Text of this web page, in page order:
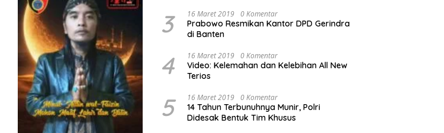
3 16 Maret 2019 0 Komentar
Prabowo Resmikan Kantor DPD Gerindra
di Banten
4 16 Maret 2019 0 Komentar
Video: Kelemahan dan Kelebihan All New
Terios
5 16 Maret 2019 0 Komentar
14 Tahun Terbunuhnya Munir, Polri
Didesak Bentuk Tim Khusus